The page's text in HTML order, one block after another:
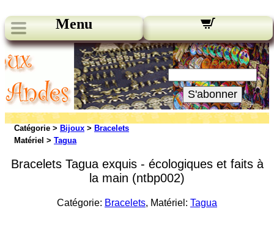
Menu
Nos bulletins:
Votre Email:
S'abonner
Catégorie > Bijoux > Bracelets
Matériel > Tagua
Bracelets Tagua exquis - écologiques et faits à
la main (ntbp002)
Catégorie: Bracelets, Matériel: Tagua